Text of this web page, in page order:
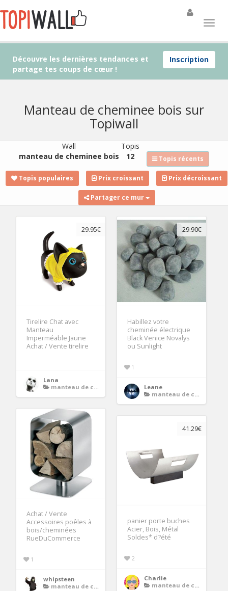
Inscription
Découvre les dernières tendances et
partage tes coups de cœur !
Manteau de cheminee bois sur
Topiwall
Wall
manteau de cheminee bois
Topis
12
Topis récents
Topis populaires Prix croissant Prix décroissant
Partager ce mur
29.95€
Tirelire Chat avec
Manteau
Imperméable Jaune
Achat / Vente tirelire
Lana
manteau de cheminee bois
29.90€
Habillez votre
cheminée électrique
Black Venice Novalys
ou Sunlight
1
Leane
manteau de cheminee bois
Achat / Vente
Accessoires poêles à
bois/cheminées
RueDuCommerce
1
whipsteen
manteau de cheminee bois
41.29€
panier porte buches
Acier, Bois, Métal
Soldes* d?été
2
Charlie
manteau de cheminee bois